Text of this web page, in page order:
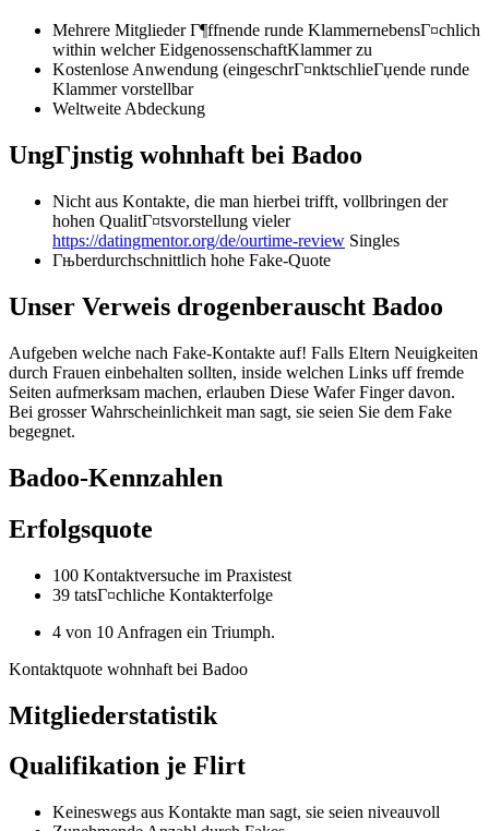
Mehrere Mitglieder Г¶ffnende runde KlammernebensГ¤chlich
within welcher EidgenossenschaftKlammer zu
Kostenlose Anwendung (eingeschrГ¤nktschlieГџende runde
Klammer vorstellbar
Weltweite Abdeckung
UngГјnstig wohnhaft bei Badoo
Nicht aus Kontakte, die man hierbei trifft, vollbringen der
hohen QualitГ¤tsvorstellung vieler
https://datingmentor.org/de/ourtime-review Singles
Гњberdurchschnittlich hohe Fake-Quote
Unser Verweis drogenberauscht Badoo
Aufgeben welche nach Fake-Kontakte auf! Falls Eltern Neuigkeiten
durch Frauen einbehalten sollten, inside welchen Links uff fremde
Seiten aufmerksam machen, erlauben Diese Wafer Finger davon.
Bei grosser Wahrscheinlichkeit man sagt, sie seien Sie dem Fake
begegnet.
Badoo-Kennzahlen
Erfolgsquote
100 Kontaktversuche im Praxistest
39 tatsГ¤chliche Kontakterfolge
4 von 10 Anfragen ein Triumph.
Kontaktquote wohnhaft bei Badoo
Mitgliederstatistik
Qualifikation je Flirt
Keineswegs aus Kontakte man sagt, sie seien niveauvoll